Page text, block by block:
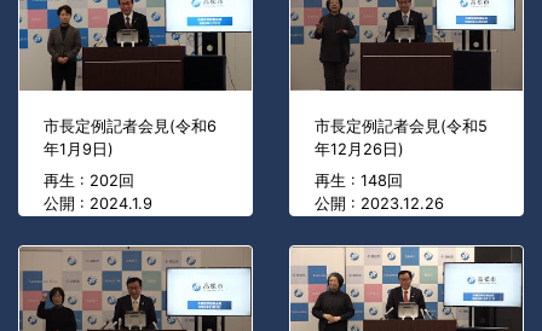
市長定例記者会見(令和6
年1月9日)
再生 : 202回
公開 : 2024.1.9
市長定例記者会見(令和5
年12月26日)
再生 : 148回
公開 : 2023.12.26